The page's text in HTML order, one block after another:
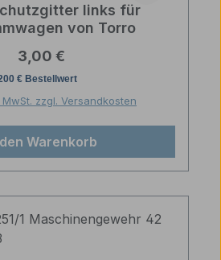
links für
von Torro
Regulärer Preis:
3,00 €
zzgl. Versandkosten
Warenkorb